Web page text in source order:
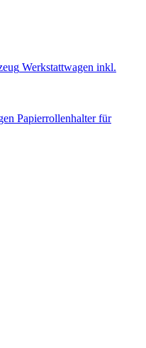
Werkstattwagen inkl.
Papierrollenhalter für